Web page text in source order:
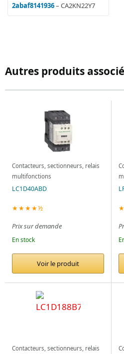
2abaf8141936– CA2KN22Y7
Autres produits
Contacteurs, sectionneurs, relais
multifonctions
LC1D40ABD
★★★★½
Prix sur demande
En stock
Voir le produit
Contacteurs, sectionneurs, relais